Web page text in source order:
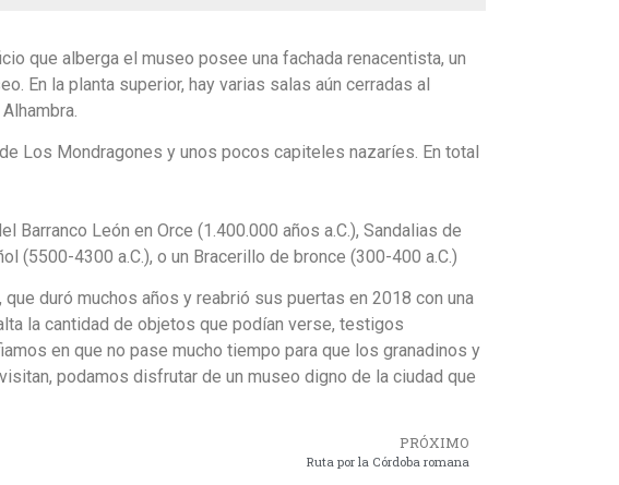
que alberga el museo posee una fachada renacentista, un
En la planta superior, hay varias salas aún cerradas al
Los Mondragones y unos pocos capiteles nazaríes. En total
Barranco León en Orce (1.400.000 años a.C.), Sandalias de
(5500-4300 a.C.), o un Bracerillo de bronce (300-400 a.C.)
duró muchos años y reabrió sus puertas en 2018 con una
la cantidad de objetos que podían verse, testigos
en que no pase mucho tiempo para que los granadinos y
podamos disfrutar de un museo digno de la ciudad que
PRÓXIMO
Ruta por la Córdoba romana